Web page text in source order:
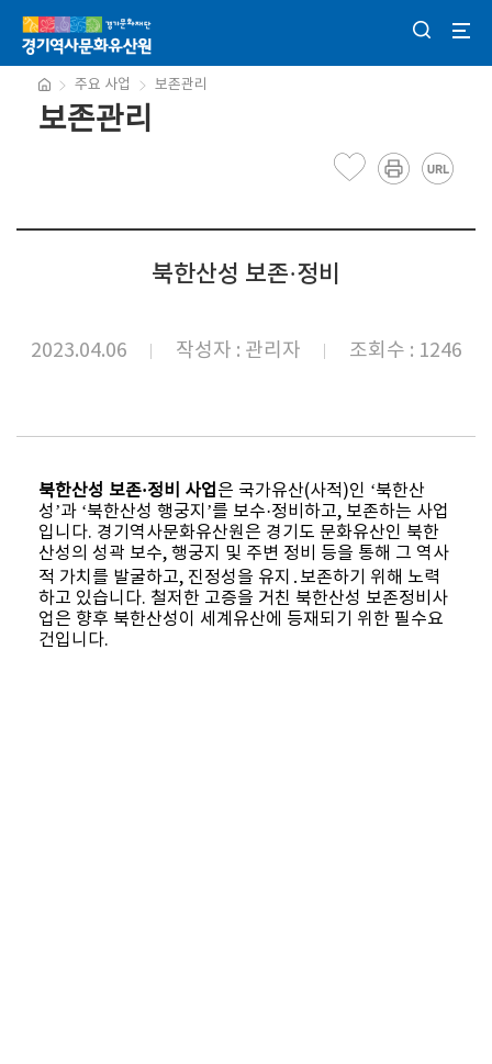
주요 사업 보존관리
보존관리
북한산성 보존·정비
2023.04.06 작성자 : 관리자 조회수 : 1246
북한산성 보존·정비 사업 은 국가유산(사적)인 ‘북한산
성’과 ‘북한산성 행궁지’를 보수·정비하고, 보존하는 사업
입니다. 경기역사문화유산원은 경기도 문화유산인 북한
산성의 성곽 보수, 행궁지 및 주변 정비 등을 통해 그 역사
적 가치를 발굴하고, 진정성을 유지․보존하기 위해 노력
하고 있습니다. 철저한 고증을 거친 북한산성 보존정비사
업은 향후 북한산성이 세계유산에 등재되기 위한 필수요
건입니다.